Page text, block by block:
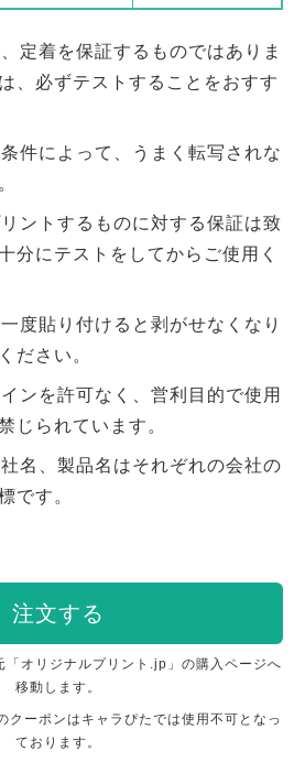
定着を保証するものではありま
、必ずテストすることをおすす
件によって、うまく転写されな
ントするものに対する保証は致
分にテストをしてからご使用く
度貼り付けると剥がせなくなり
ださい。
ンを許可なく、営利目的で使用
じられています。
名、製品名はそれぞれの会社の
です。
注文する
オリジナルプリント.jp」の購入ページへ
移動します。
クーポンはキャラぴたでは使用不可となっ
ております。